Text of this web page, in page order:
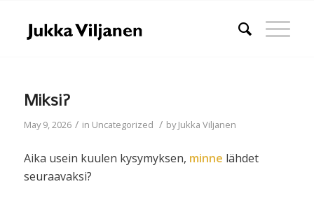
Miksi?
May 9, 2026 / in Uncategorized / byJukka Viljanen
Aika usein kuulen kysymyksen, minne lähdet
seuraavaksi?